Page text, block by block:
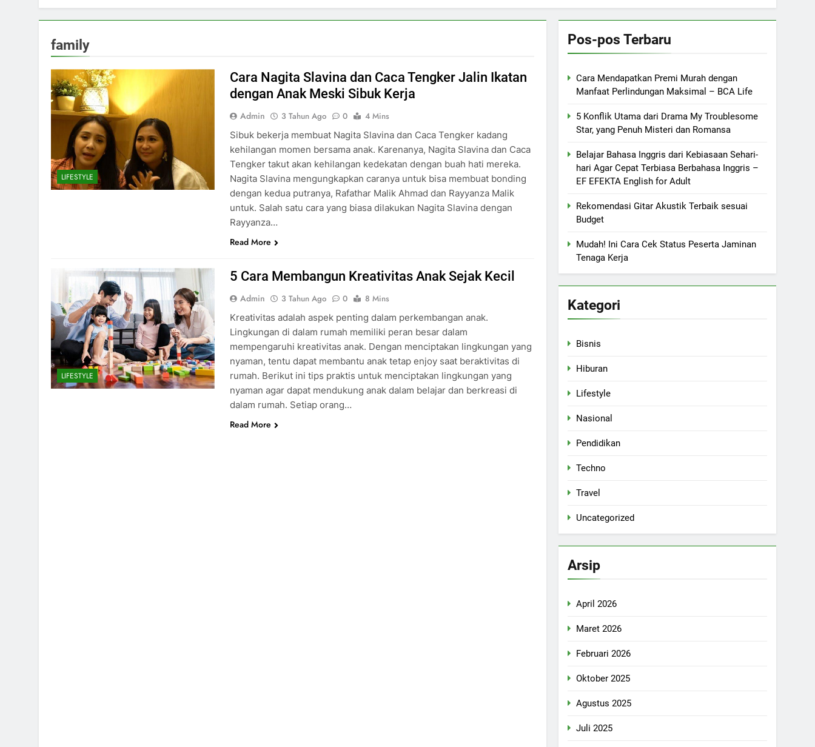
family
LIFESTYLE
Cara Nagita Slavina dan Caca Tengker Jalin Ikatan
dengan Anak Meski Sibuk Kerja
Admin 3 Tahun Ago 0
4 Mins
Sibuk bekerja membuat Nagita Slavina dan Caca Tengker kadang
kehilangan momen bersama anak. Karenanya, Nagita Slavina dan Caca
Tengker takut akan kehilangan kedekatan dengan buah hati mereka.
Nagita Slavina mengungkapkan caranya untuk bisa membuat bonding
dengan kedua putranya, Rafathar Malik Ahmad dan Rayyanza Malik
untuk. Salah satu cara yang biasa dilakukan Nagita Slavina dengan
Rayyanza…
Read More
LIFESTYLE
5 Cara Membangun Kreativitas Anak Sejak Kecil
Admin 3 Tahun Ago 0
8 Mins
Kreativitas adalah aspek penting dalam perkembangan anak.
Lingkungan di dalam rumah memiliki peran besar dalam
mempengaruhi kreativitas anak. Dengan menciptakan lingkungan yang
nyaman, tentu dapat membantu anak tetap enjoy saat beraktivitas di
rumah. Berikut ini tips praktis untuk menciptakan lingkungan yang
nyaman agar dapat mendukung anak dalam belajar dan berkreasi di
dalam rumah. Setiap orang…
Read More
Pos-pos Terbaru
Cara Mendapatkan Premi Murah dengan
Manfaat Perlindungan Maksimal – BCA Life
5 Konflik Utama dari Drama My Troublesome
Star, yang Penuh Misteri dan Romansa
Belajar Bahasa Inggris dari Kebiasaan Sehari-
hari Agar Cepat Terbiasa Berbahasa Inggris –
EF EFEKTA English for Adult
Rekomendasi Gitar Akustik Terbaik sesuai
Budget
Mudah! Ini Cara Cek Status Peserta Jaminan
Tenaga Kerja
Kategori
Bisnis
Hiburan
Lifestyle
Nasional
Pendidikan
Techno
Travel
Uncategorized
Arsip
April 2026
Maret 2026
Februari 2026
Oktober 2025
Agustus 2025
Juli 2025